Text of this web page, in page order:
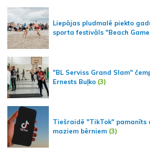
Liepājas pludmalē piekto
sporta festivāls "Beach
"BL Serviss Grand Slam"
Ernests Buļko (3)
Tiešraidē "TikTok" pamanīts
maziem bērniem (3)